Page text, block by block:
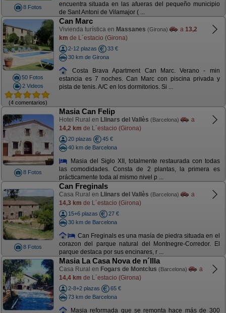
8 Fotos
encuentra situada en las afueras del pequeño municipio
de Sant Antoni de Vilamajor ( ...
50 Fotos
2 Videos
(4 comentarios)
Can Marc
Vivienda turística en Massanes (Girona) a 13,2
km de L´estacio (Girona)
2-12 plazas
33 €
30 km de Girona
Costa Brava Apartment Can Marc. Verano - min
estancia es 7 noches. Can Marc con piscina privada y
pista de tenis. A/C en los dormitorios. Si ...
8 Fotos
Masia Can Felip
Hotel Rural en Llinars del Vallès (Barcelona)
a
14,2 km de L´estacio (Girona)
20 plazas
45 €
40 km de Barcelona
Masia del Siglo XII, totalmente restaurada con todas
las comodidades. Consta de 2 plantas, la primera es
prácticamente toda al mismo nivel p ...
8 Fotos
Can Freginals
Casa Rural en Llinars del Vallès (Barcelona)
a
14,3 km de L´estacio (Girona)
15+6 plazas
27 €
30 km de Barcelona
Can Freginals es una masía de piedra situada en el
corazon del parque natural del Montnegre-Corredor. El
parque destaca por sus encinares, r ...
Masia La Casa Nova de n´Illa
Casa Rural en Fogars de Montclus (Barcelona)
a
14,4 km de L´estacio (Girona)
2-8+2 plazas
65 €
73 km de Barcelona
Masia reformada que se remonta hace más de 300